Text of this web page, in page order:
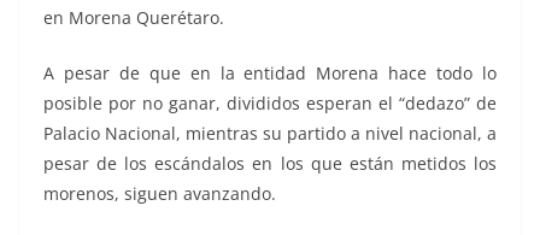
en Morena Querétaro.
A pesar de que en la entidad Morena hace todo lo
posible por no ganar, divididos esperan el “dedazo” de
Palacio Nacional, mientras su partido a nivel nacional, a
pesar de los escándalos en los que están metidos los
morenos, siguen avanzando.